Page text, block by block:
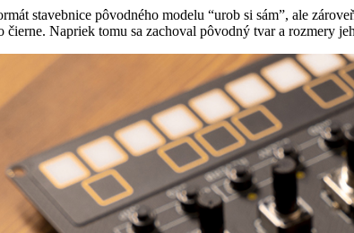
stavebnice pôvodného modelu “urob si sám”, ale
Napriek tomu sa zachoval pôvodný tvar a rozmery